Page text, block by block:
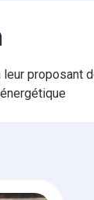
proposant